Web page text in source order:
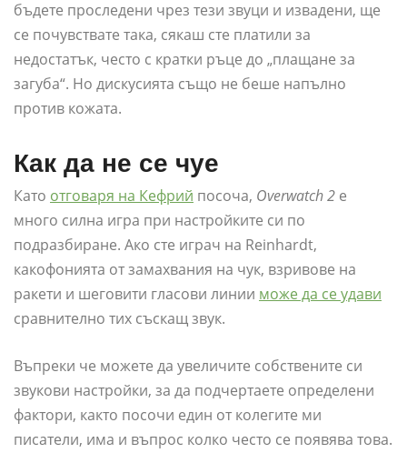
бъдете проследени чрез тези звуци и извадени, ще
се почувствате така, сякаш сте платили за
недостатък, често с кратки ръце до „плащане за
загуба“. Но дискусията също не беше напълно
против кожата.
Как да не се чуе
Като отговаря на Кефрий посоча, Overwatch 2 е
много силна игра при настройките си по
подразбиране. Ако сте играч на Reinhardt,
какофонията от замахвания на чук, взривове на
ракети и шеговити гласови линии може да се удави
сравнително тих съскащ звук.
Въпреки че можете да увеличите собствените си
звукови настройки, за да подчертаете определени
фактори, както посочи един от колегите ми
писатели, има и въпрос колко често се появява това.